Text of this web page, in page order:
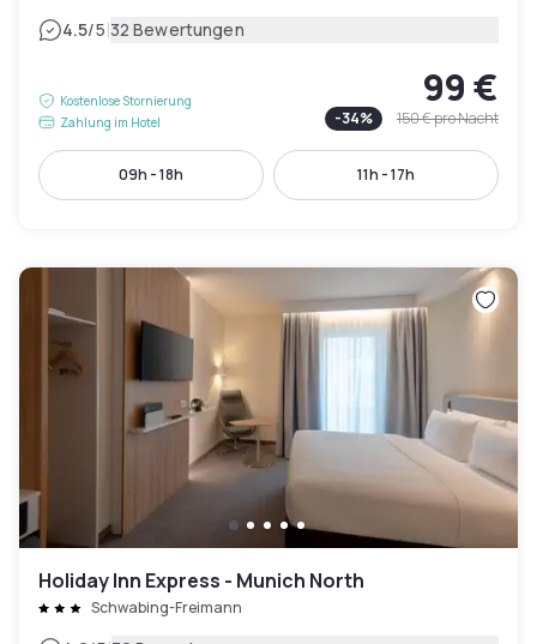
4.5/5|32 Bewertungen
Kostenlose Stornierung
Zahlung im Hotel
99 €
-34% 150 €pro Nacht
09h - 18h 11h - 17h
Holiday Inn Express - Munich North
Schwabing-Freimann